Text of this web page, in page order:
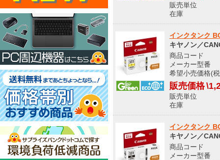
販売単
在庫
インクタンク
キヤノン／
商品コード
メーカー型番
希望小売価格(
販売価格
販売単
在庫
インクタンク
キヤノン／
商品コード
メーカー型番